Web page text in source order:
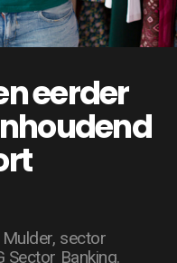
eerder
sector
Sector Banking.